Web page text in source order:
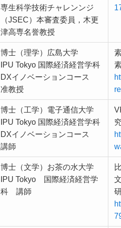
専生科学技術チャレンンジ
（JSEC）本審査委員，木更
津高専名誉教授
博士（理学）広島大学
IPU Tokyo 国際経済経営学科
DXイノベーションコース
准教授
博士（工学）電子通信大学
IPU Tokyo 国際経済経営学科
DXイノベーションコース
講師
究
博士（文学）お茶の水大学
IPU Tokyo 国際経済経営学
科 講師